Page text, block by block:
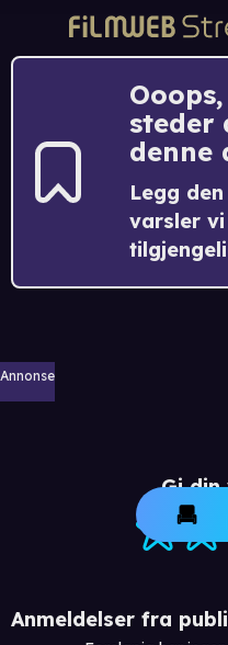
steder
denne
Legg
varsler
Annonse
Gi din
Anmeldelser fra